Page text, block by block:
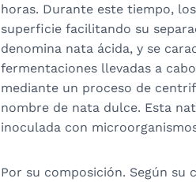
horas. Durante este tiempo,
superficie facilitando su
denomina nata ácida, y se
fermentaciones llevadas a
mediante un proceso de
nombre de nata dulce. Esta
inoculada con
Por su composición. Según su